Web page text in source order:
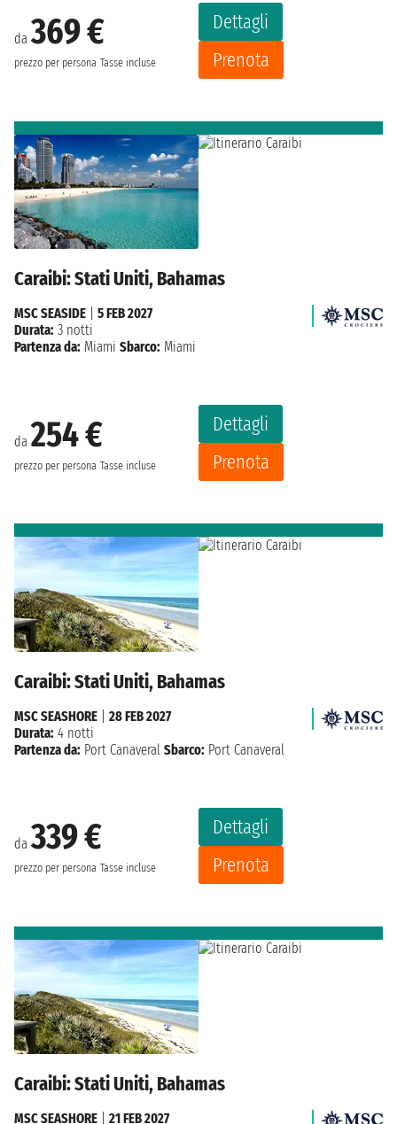
da369 €
prezzo per persona Tasse incluse
Dettagli
Prenota
Caraibi: Stati Uniti, Bahamas
da 254 €
prezzo per persona Tasse incluse
Dettagli
Prenota
MSC SEASIDE
5 FEB 2027
Durata: 3 notti
Partenza da: Miami Sbarco: Miami
Caraibi: Stati Uniti, Bahamas
da339 €
prezzo per persona Tasse incluse
Dettagli
Prenota
MSC SEASHORE
28 FEB 2027
Durata: 4 notti
Partenza da: Port Canaveral Sbarco: Port Canaveral
Caraibi: Stati Uniti, Bahamas
MSC SEASHORE
21 FEB 2027